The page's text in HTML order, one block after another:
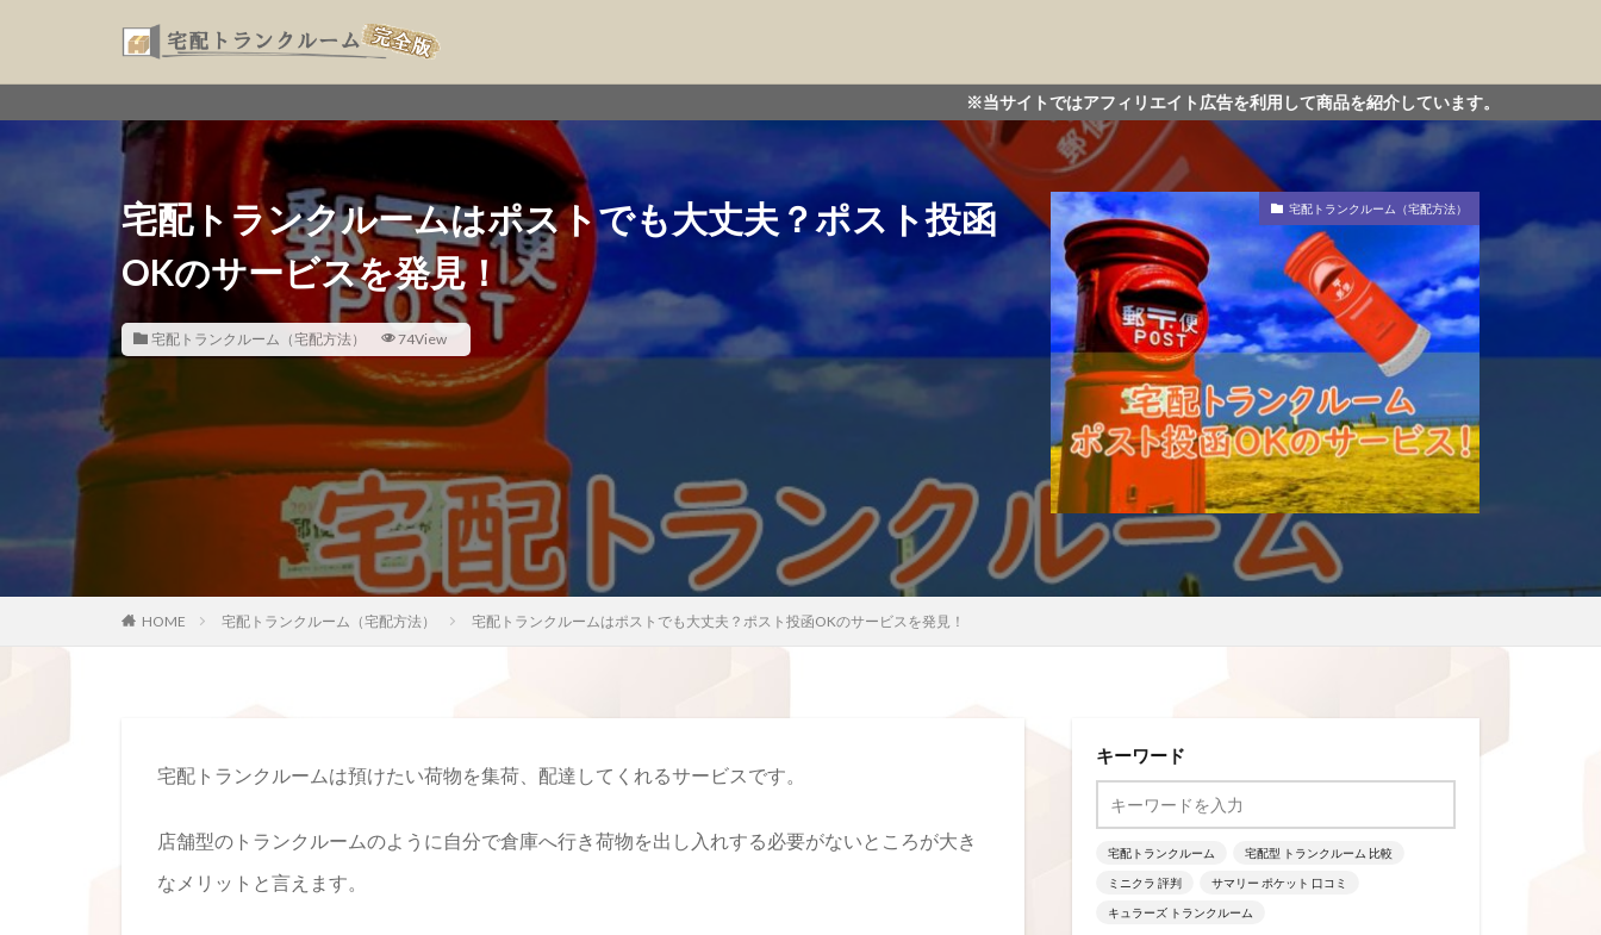
※当サイトではアフィリエイト広告を利用して商品を紹介しています。
宅配トランクルームはポストでも大丈夫？ポスト投函
OKのサービスを発見！
宅配トランクルーム（宅配方法） 74View
宅配トランクルーム（宅配方法）
HOME 宅配トランクルーム（宅配方法） 宅配トランクルームはポストでも大丈夫？ポスト投函OKのサービスを発見！
宅配トランクルームは預けたい荷物を集荷、配達してくれるサービスです。
店舗型のトランクルームのように自分で倉庫へ行き荷物を出し入れする必要がないところが大き
なメリットと言えます。
キーワード
宅配トランクルーム 宅配型 トランクルーム 比較
ミニクラ 評判 サマリー ポケット 口コミ
キュラーズ トランクルーム